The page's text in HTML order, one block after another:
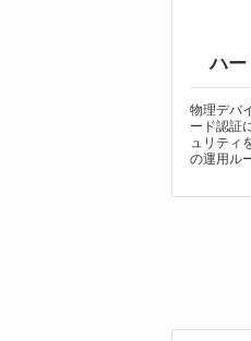
ハー
物理デバ
ード認証
ュリティ
の運用ル